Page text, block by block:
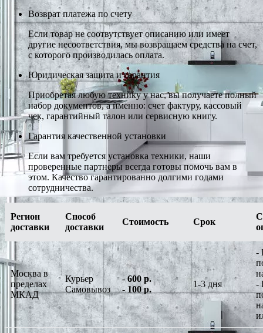
Возврат платежа по счету
Если товар не соотвутствует описанию или имеет
другие несоответствия, мы возвращаем средства на счет,
с которого производилась оплата.
Юридическая защита и гарантия
Приобретая любую технику у нас, вы получаете полный
набор документов, а именно: счет фактуру, кассовый
чек, гарантийный талон или сервисную книгу.
Гарантия качественной установки
Если вам требуется установка техники, наши
проверенные партнеры всегда готовы помочь вам в
этом. Качество гарантированно долгими годами
сотрудничества.
Регион
доставки
Способ
доставки
Стоимость Срок
Москва в
пределах
МКАД
Курьер
Самовывоз
- 600 р.
-100 р.
1-3 дня
-
-